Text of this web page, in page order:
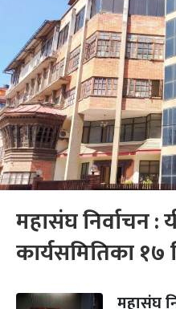
महासंघ निर्वाचन :
कार्यसमितिका
महासंघ